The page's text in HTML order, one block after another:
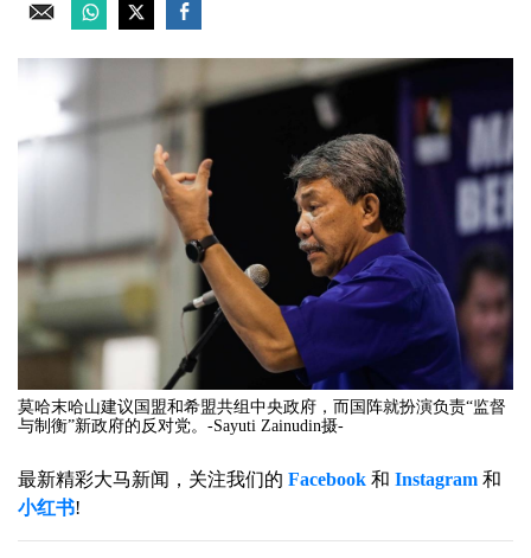
莫哈末哈山建议国盟和希盟共组中央政府，而国阵就扮演负责“监督
与制衡”新政府的反对党。-Sayuti Zainudin摄-
最新精彩大马新闻，关注我们的 Facebook 和 Instagram 和
小红书!